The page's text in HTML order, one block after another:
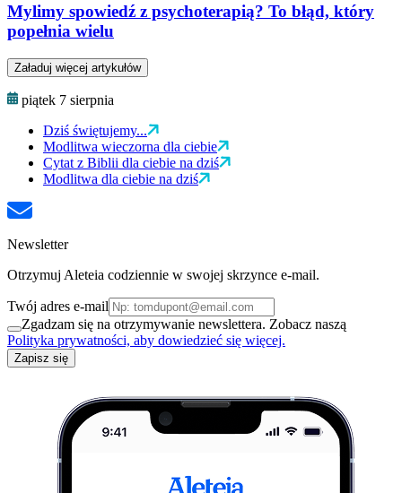
Mylimy spowiedź z psychoterapią? To błąd, który
popełnia wielu
Załaduj więcej artykułów
piątek 7 sierpnia
Dziś świętujemy...
Modlitwa wieczorna dla ciebie
Cytat z Biblii dla ciebie na dziś
Modlitwa dla ciebie na dziś
Newsletter
Otrzymuj Aleteia codziennie w swojej skrzynce e-mail.
Twój adres e-mail
Zgadzam się na otrzymywanie newslettera. Zobacz naszą
Polityka prywatności, aby dowiedzieć się więcej.
Zapisz się